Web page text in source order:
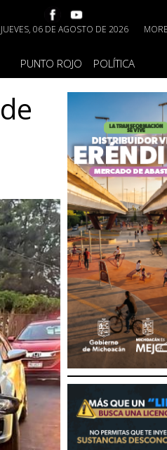
JUEVES, 06 DE AGOSTO DE 2026
PUNTO ROJO POLÍTICA